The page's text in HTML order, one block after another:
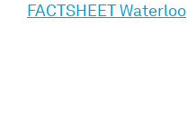
FACTSHEET Waterloo